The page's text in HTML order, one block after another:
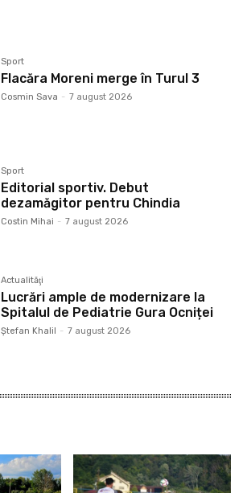
Sport
Flacăra Moreni merge în Turul 3
Cosmin Sava - 7 august 2026
Sport
Editorial sportiv. Debut
dezamăgitor pentru Chindia
Costin Mihai - 7 august 2026
Actualităţi
Lucrări ample de modernizare la
Spitalul de Pediatrie Gura Ocniței
Ştefan Khalil - 7 august 2026